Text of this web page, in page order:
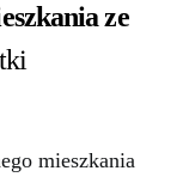
ze
mieszkania